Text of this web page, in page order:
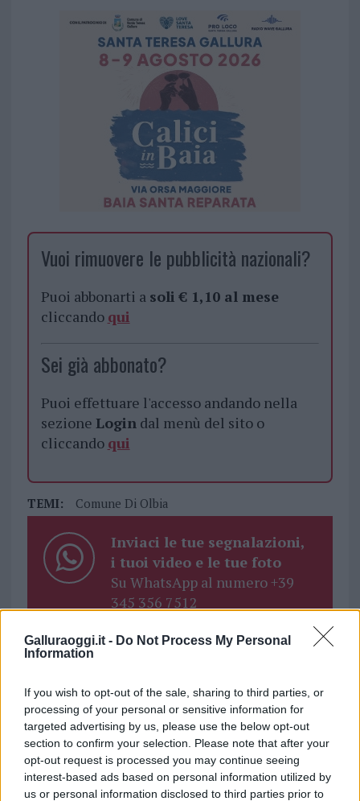
Galluraoggi.it - Do Not Process My Personal
Information
If you wish to opt-out of the sale, sharing to third parties, or
processing of your personal or sensitive information for
targeted advertising by us, please use the below opt-out
section to confirm your selection. Please note that after your
opt-out request is processed you may continue seeing
interest-based ads based on personal information utilized by
us or personal information disclosed to third parties prior to
Vuoi rimuovere le pubblicità nazionali?
Puoi abbonarti a soli € 1,10 al mese
cliccando qui
Sei già abbonato?
Puoi effettuare l'accesso andando nella
sezione Logindal menù del sito o
cliccando qui
TEMI: Comune Di Olbia
Inviaci le tue segnalazioni,
i tuoi video e le tue foto
Su WhatsApp al numero +39
345 356 7512
Entra nel canale telegram di
GalluraOggi.it